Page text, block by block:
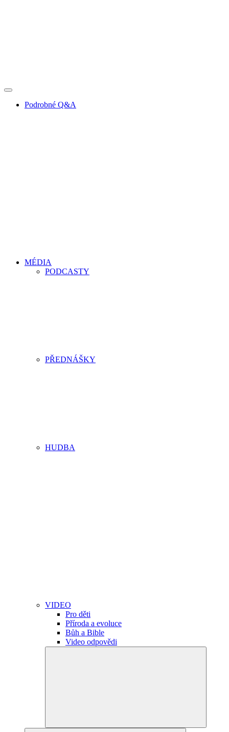
Podrobné Q&A
MÉDIA
PODCASTY
PŘEDNÁŠKY
HUDBA
VIDEO
Pro děti
Příroda a evoluce
Bůh a Bible
Video odpovědi